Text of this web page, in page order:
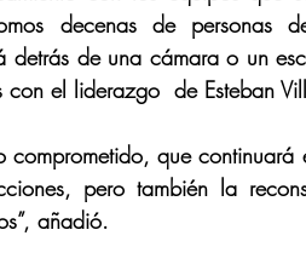
decenas de personas
de una cámara o un
el liderazgo  de Esteban
comprometido, que
pero también la
añadió.